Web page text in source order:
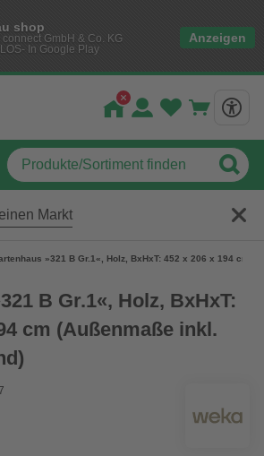
shop
connect GmbH & Co. KG
In Google Play
Anzeigen
Markt
»321 B Gr.1«, Holz, BxHxT: 452 x 206 x 194 cm
B Gr.1«, Holz, BxHxT:
cm (Außenmaße inkl.